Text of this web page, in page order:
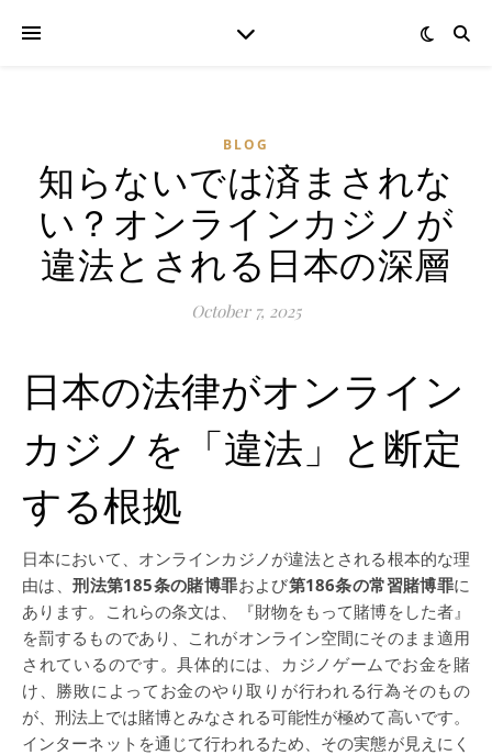
BLOG
知らないでは済まされな
い？オンラインカジノが
違法とされる日本の深層
October 7, 2025
日本の法律がオンライン
カジノを「違法」と断定
する根拠
日本において、オンラインカジノが違法とされる根本的な理
由は、刑法第185条の賭博罪および第186条の常習賭博罪に
あります。これらの条文は、『財物をもって賭博をした者』
を罰するものであり、これがオンライン空間にそのまま適用
されているのです。具体的には、カジノゲームでお金を賭
け、勝敗によってお金のやり取りが行われる行為そのもの
が、刑法上では賭博とみなされる可能性が極めて高いです。
インターネットを通じて行われるため、その実態が見えにく